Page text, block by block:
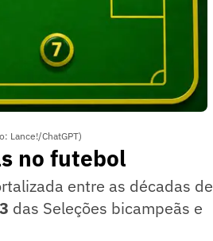
Lance!/ChatGPT)
no futebol
entre as décadas de
das Seleções bicampeãs e